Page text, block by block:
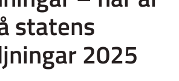
statens
2025